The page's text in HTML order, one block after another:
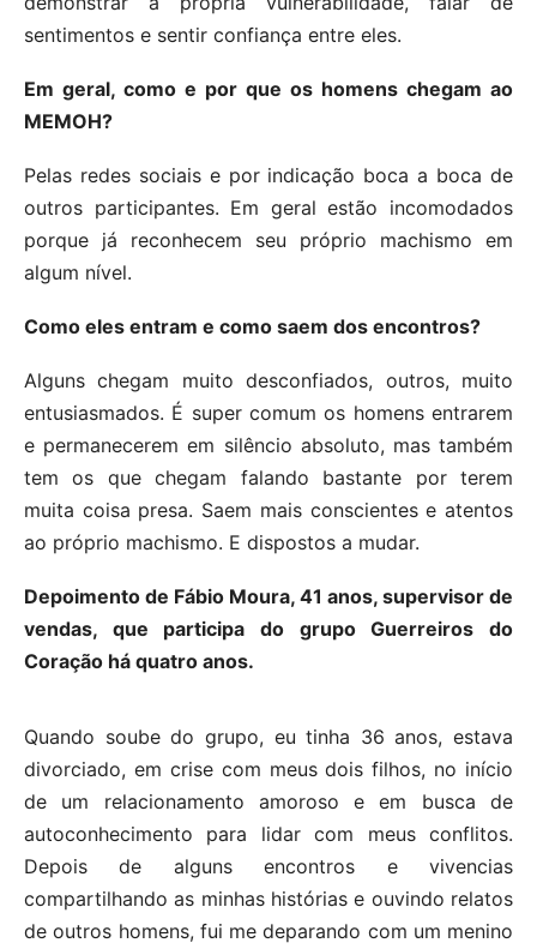
sentimentos e sentir confiança entre eles.
Em geral, como e por que os homens chegam ao
MEMOH?
Pelas redes sociais e por indicação boca a boca de
outros participantes. Em geral estão incomodados
porque já reconhecem seu próprio machismo em
algum nível.
Como eles entram e como saem dos encontros?
Alguns chegam muito desconfiados, outros, muito
entusiasmados. É super comum os homens entrarem
e permanecerem em silêncio absoluto, mas também
tem os que chegam falando bastante por terem
muita coisa presa. Saem mais conscientes e atentos
ao próprio machismo. E dispostos a mudar.
Depoimento de Fábio Moura, 41 anos, supervisor de
vendas, que participa do grupo Guerreiros do
Coração há quatro anos.
Quando soube do grupo, eu tinha 36 anos, estava
divorciado, em crise com meus dois filhos, no início
de um relacionamento amoroso e em busca de
autoconhecimento para lidar com meus conflitos.
Depois de alguns encontros e vivencias
compartilhando as minhas histórias e ouvindo relatos
de outros homens, fui me deparando com um menino